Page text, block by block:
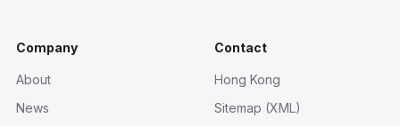
Company
About
News
Contact
Hong Kong
Sitemap (XML)